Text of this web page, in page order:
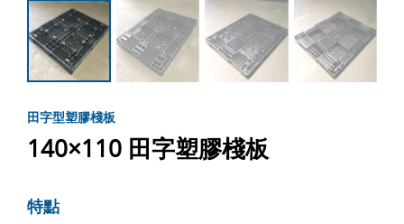
田字型塑膠棧板
140×110 田字塑膠棧板
特點